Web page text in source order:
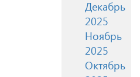
Декабрь
2025
Ноябрь
2025
Октябрь